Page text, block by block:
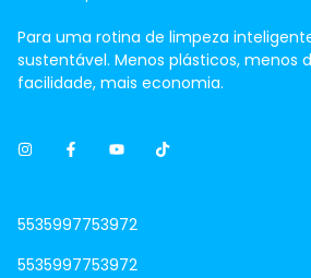
Para uma rotina de limpeza
sustentável. Menos plásticos, menos
facilidade, mais economia.
5535997753972
5535997753972